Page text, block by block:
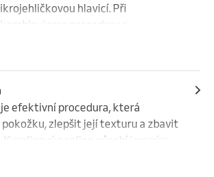
hlavicí. Při
proceduru s
a moderními přípravky, jako
generace, NAD+, růstové faktory,
a další aktivní složky.
na omlazení pleti, redukci
při alopecii, pigmentaci a ztrátě
že stimuluje přirozené
procesy v kůži.
je efektivní procedura, která
zlepšit její texturu a zbavit
peeling působí jemným
vrstvy pokožky, odstraňuje
přebytečný maz a nečistoty.